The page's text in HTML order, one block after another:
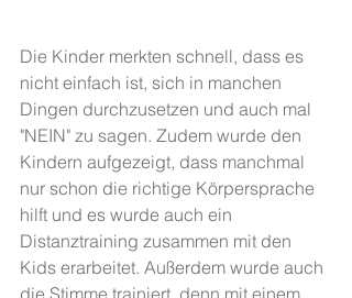
Die Kinder merkten schnell, dass es
nicht einfach ist, sich in manchen
Dingen durchzusetzen und auch mal
"NEIN" zu sagen. Zudem wurde den
Kindern aufgezeigt, dass manchmal
nur schon die richtige Körpersprache
hilft und es wurde auch ein
Distanztraining zusammen mit den
Kids erarbeitet. Außerdem wurde auch